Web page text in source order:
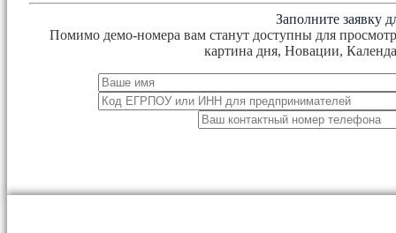
Заполните заявку
Помимо демо-номера вам станут доступны для
картина дня, Новации,